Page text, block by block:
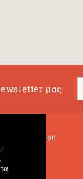
μας:
Εκπαίδευση
Blog